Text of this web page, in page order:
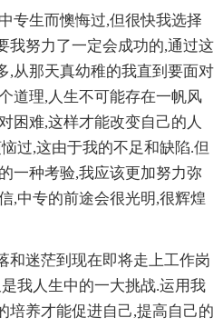
专生而懊悔过,但很快我选择
我努力了一定会成功的,通过这
,从那天真幼稚的我直到要面对
道理,人生不可能存在一帆风
困难,这样才能改变自己的人
过,这由于我的不足和缺陷.但
一种考验,我应该更加努力弥
,中专的前途会很光明,很辉煌
和迷茫到现在即将走上工作岗
我人生中的一大挑战.运用我
培养才能促进自己,提高自己的